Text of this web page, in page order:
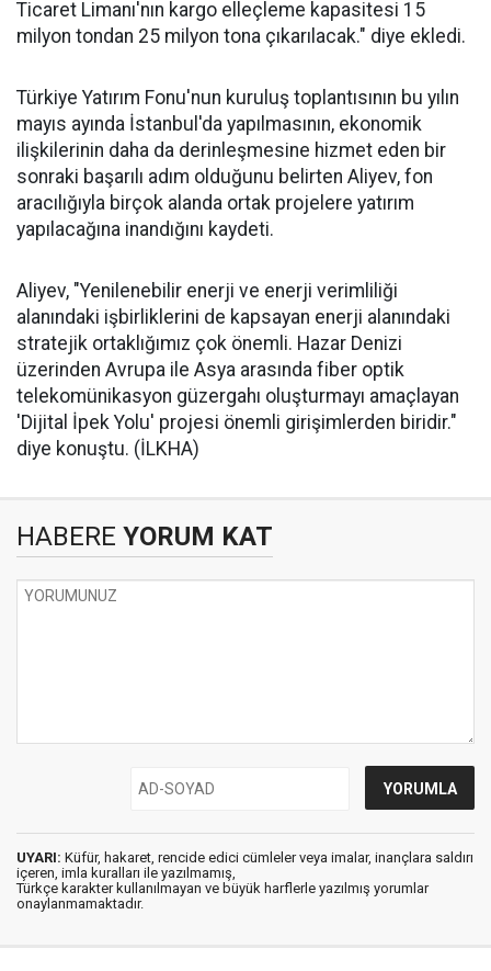
Ticaret Limanı'nın kargo elleçleme kapasitesi 15
milyon tondan 25 milyon tona çıkarılacak." diye ekledi.
Türkiye Yatırım Fonu'nun kuruluş toplantısının bu yılın
mayıs ayında İstanbul'da yapılmasının, ekonomik
ilişkilerinin daha da derinleşmesine hizmet eden bir
sonraki başarılı adım olduğunu belirten Aliyev, fon
aracılığıyla birçok alanda ortak projelere yatırım
yapılacağına inandığını kaydeti.
Aliyev, "Yenilenebilir enerji ve enerji verimliliği
alanındaki işbirliklerini de kapsayan enerji alanındaki
stratejik ortaklığımız çok önemli. Hazar Denizi
üzerinden Avrupa ile Asya arasında fiber optik
telekomünikasyon güzergahı oluşturmayı amaçlayan
'Dijital İpek Yolu' projesi önemli girişimlerden biridir."
diye konuştu. (İLKHA)
HABERE YORUM KAT
UYARI: Küfür, hakaret, rencide edici cümleler veya imalar, inançlara saldırı
içeren, imla kuralları ile yazılmamış,
Türkçe karakter kullanılmayan ve büyük harflerle yazılmış yorumlar
onaylanmamaktadır.